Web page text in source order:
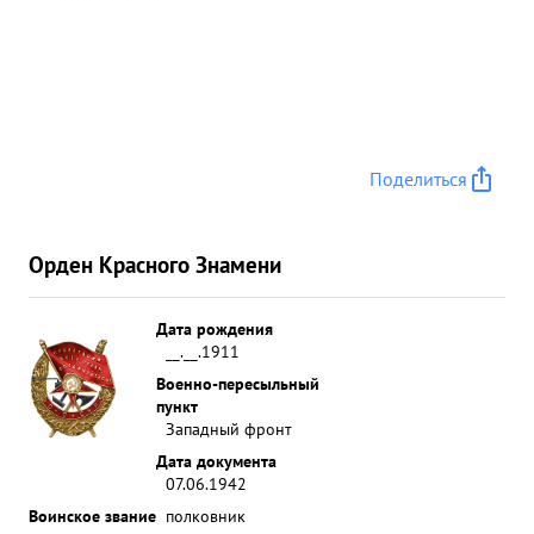
Поделиться
Орден Красного Знамени
Дата рождения
__.__.1911
Военно-пересыльный
пункт
Западный фронт
Дата документа
07.06.1942
Воинское звание полковник